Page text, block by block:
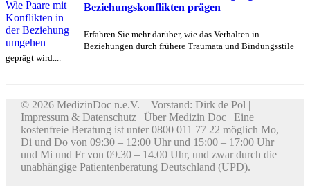
Beziehungskonflikten prägen
Erfahren Sie mehr darüber, wie das Verhalten in
Beziehungen durch frühere Traumata und Bindungsstile
geprägt wird....
© 2026 MedizinDoc n.e.V. – Vorstand: Dirk de Pol |
Impressum & Datenschutz | Über Medizin Doc | Eine
kostenfreie Beratung ist unter 0800 011 77 22 möglich Mo,
Di und Do von 09:30 – 12:00 Uhr und 15:00 – 17:00 Uhr
und Mi und Fr von 09.30 – 14.00 Uhr, und zwar durch die
unabhängige Patientenberatung Deutschland (UPD).